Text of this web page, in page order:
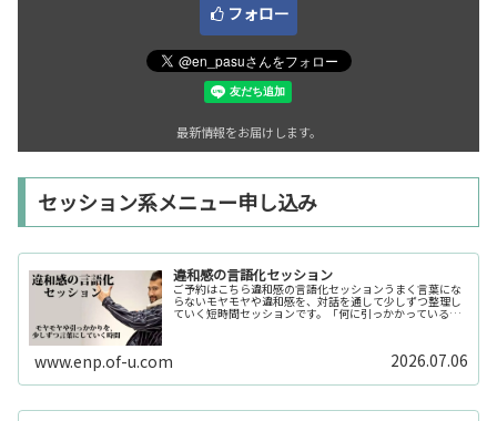
フォロー
最新情報をお届けします。
セッション系メニュー申し込み
違和感の言語化セッション
ご予約はこちら違和感の言語化セッションうまく言葉にな
らないモヤモヤや違和感を、対話を通して少しずつ整理し
ていく短時間セッションです。「何に引っかかっているの
www.enp.of-u.com 2026.07.06